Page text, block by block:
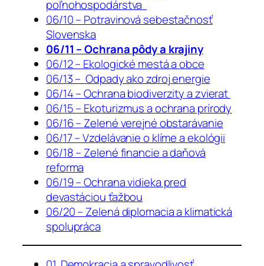
poľnohospodárstva
06/10 – Potravinová sebestačnosť
Slovenska
06/11 – Ochrana pôdy a krajiny
06/12 – Ekologické mestá a obce
06/13 – Odpady ako zdroj energie
06/14 – Ochrana biodiverzity a zvierat
06/15 – Ekoturizmus a ochrana prírody
06/16 – Zelené verejné obstarávanie
06/17 – Vzdelávanie o klíme a ekológii
06/18 – Zelené financie a daňová
reforma
06/19 – Ochrana vidieka pred
devastáciou ťažbou
06/20 – Zelená diplomacia a klimatická
spolupráca